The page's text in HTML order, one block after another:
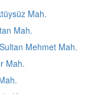
Mah.
Mah.
Mehmet Mah.
Mah.